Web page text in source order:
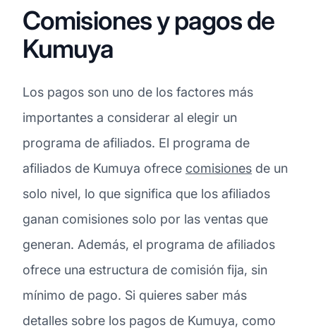
Comisiones y pagos de
Kumuya
Los pagos son uno de los factores más
importantes a considerar al elegir un
programa de afiliados. El programa de
afiliados de Kumuya ofrece comisiones de un
solo nivel, lo que significa que los afiliados
ganan comisiones solo por las ventas que
generan. Además, el programa de afiliados
ofrece una estructura de comisión fija, sin
mínimo de pago. Si quieres saber más
detalles sobre los pagos de Kumuya, como